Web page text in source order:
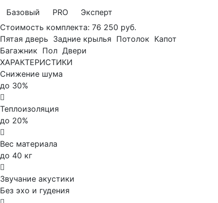
Базовый PRO
Эксперт
Стоимость комплекта: 76 250 руб.
Пятая дверь Задние крылья Потолок Капот
Багажник Пол Двери
ХАРАКТЕРИСТИКИ
Снижение шума
до 30%
Теплоизоляция
до 20%
Вес материала
до 40 кг
Звучание акустики
Без эхо и гудения